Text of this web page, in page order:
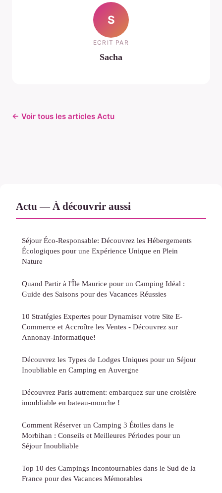
S
ECRIT PAR
Sacha
← Voir tous les articles Actu
Actu — À découvrir aussi
Séjour Éco-Responsable: Découvrez les Hébergements
Écologiques pour une Expérience Unique en Plein
Nature
Quand Partir à l'Île Maurice pour un Camping Idéal :
Guide des Saisons pour des Vacances Réussies
10 Stratégies Expertes pour Dynamiser votre Site E-
Commerce et Accroître les Ventes - Découvrez sur
Annonay-Informatique!
Découvrez les Types de Lodges Uniques pour un Séjour
Inoubliable en Camping en Auvergne
Découvrez Paris autrement: embarquez sur une croisière
inoubliable en bateau-mouche !
Comment Réserver un Camping 3 Étoiles dans le
Morbihan : Conseils et Meilleures Périodes pour un
Séjour Inoubliable
Top 10 des Campings Incontournables dans le Sud de la
France pour des Vacances Mémorables